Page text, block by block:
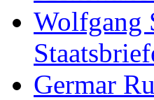
Wolfgang
Germar